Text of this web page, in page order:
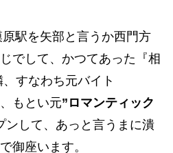
駅を矢部と言うか西門方
でして、かつてあった『相
すなわち元バイト
もとい元”ロマンティック
ンして、あっと言うまに潰
御座います。